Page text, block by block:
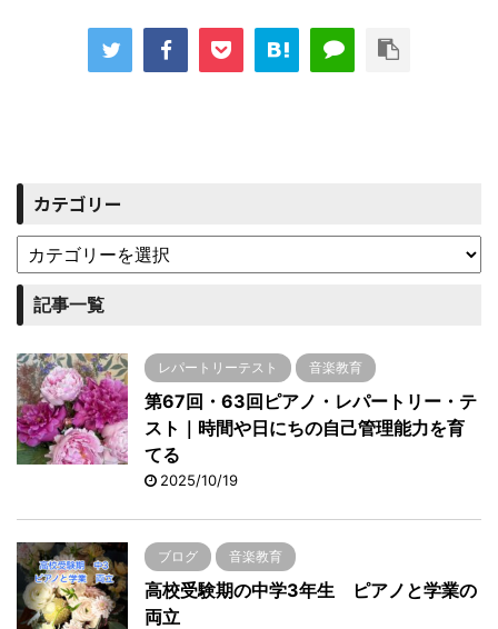
カテゴリー
記事一覧
レパートリーテスト 音楽教育
第67回・63回ピアノ・レパートリー・テ
スト｜時間や日にちの自己管理能力を育
てる
2025/10/19
ブログ 音楽教育
高校受験期の中学3年生 ピアノと学業の
両立